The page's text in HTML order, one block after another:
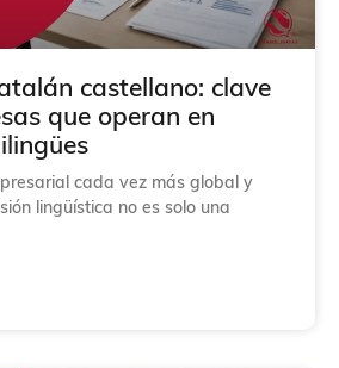
castellano: clave
que operan en
cada vez más global y
lingüística no es solo una